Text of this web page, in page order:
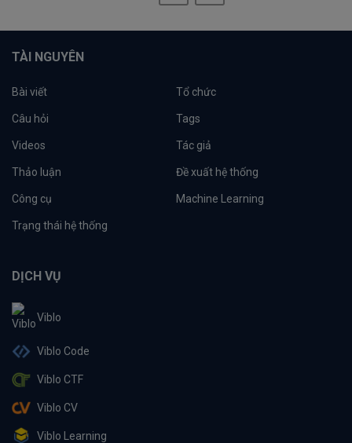
TÀI NGUYÊN
Bài viết Tổ chức
Câu hỏi Tags
Videos Tác giả
Thảo luận Đề xuất hệ thống
Công cụ Machine Learning
Trạng thái hệ thống
DỊCH VỤ
Viblo
Viblo Code
Viblo CTF
Viblo CV
Viblo Learning